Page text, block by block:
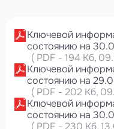
Ключевой
состоянию на
( PDF - 194 Кб,
Ключевой
состоянию на
( PDF - 202 Кб,
Ключевой
состоянию на
( PDF - 230 Кб,